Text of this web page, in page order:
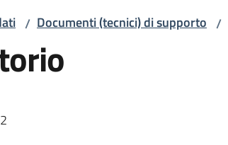
/ Documenti (tecnici) di supporto /